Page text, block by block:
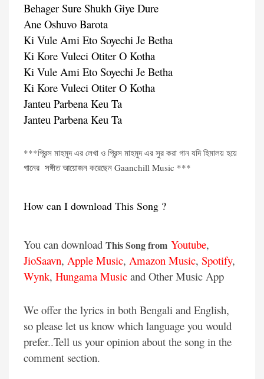
Behager Sure Shukh Giye Dure
Ane Oshuvo Barota
Ki Vule Ami Eto Soyechi Je Betha
Ki Kore Vuleci Otiter O Kotha
Ki Vule Ami Eto Soyechi Je Betha
Ki Kore Vuleci Otiter O Kotha
Janteu Parbena Keu Ta
Janteu Parbena Keu Ta
***প্রিন্স মাহমুদ এর লেখা ও প্রিন্স মাহমুদ এর সুর করা গান যদি হিমালয় হয়ে
গানের সঙ্গীত আয়োজন করেছেন Gaanchill Music ***
How can I download This Song ?
You can download This Song from Youtube,
JioSaavn, Apple Music, Amazon Music, Spotify,
Wynk, Hungama Music and Other Music App
We offer the lyrics in both Bengali and English,
so please let us know which language you would
prefer..Tell us your opinion about the song in the
comment section.